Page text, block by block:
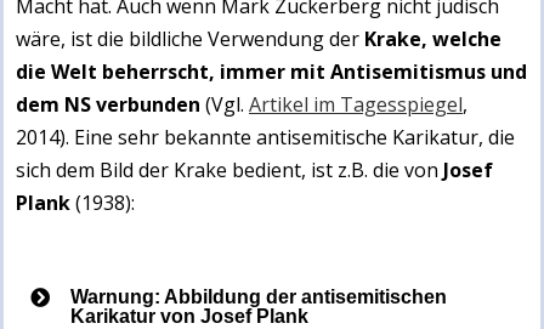
Macht hat. Auch wenn Mark Zuckerberg nicht jüdisch
wäre, ist die bildliche Verwendung der Krake, welche
die Welt beherrscht, immer mit Antisemitismus und
dem NS verbunden (Vgl. Artikel im Tagesspiegel,
2014). Eine sehr bekannte antisemitische Karikatur, die
sich dem Bild der Krake bedient, ist z.B. die von Josef
Plank(1938):
Warnung: Abbildung der antisemitischen
Karikatur von Josef Plank